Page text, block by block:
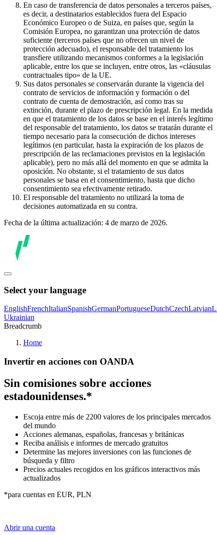
En caso de transferencia de datos personales a terceros países,
es decir, a destinatarios establecidos fuera del Espacio
Económico Europeo o de Suiza, en países que, según la
Comisión Europea, no garantizan una protección de datos
suficiente (terceros países que no ofrecen un nivel de
protección adecuado), el responsable del tratamiento los
transfiere utilizando mecanismos conformes a la legislación
aplicable, entre los que se incluyen, entre otros, las «cláusulas
contractuales tipo» de la UE.
Sus datos personales se conservarán durante la vigencia del
contrato de servicios de información y formación o del
contrato de cuenta de demostración, así como tras su
extinción, durante el plazo de prescripción legal. En la medida
en que el tratamiento de los datos se base en el interés legítimo
del responsable del tratamiento, los datos se tratarán durante el
tiempo necesario para la consecución de dichos intereses
legítimos (en particular, hasta la expiración de los plazos de
prescripción de las reclamaciones previstos en la legislación
aplicable), pero no más allá del momento en que se admita la
oposición. No obstante, si el tratamiento de sus datos
personales se basa en el consentimiento, hasta que dicho
consentimiento sea efectivamente retirado.
El responsable del tratamiento no utilizará la toma de
decisiones automatizada en su contra.
Fecha de la última actualización: 4 de marzo de 2026.
Select your language
EnglishFrenchItalianSpanishGermanPortugueseDutchCzechLatvian
Ukrainian
Breadcrumb
Home
Invertir en acciones con OANDA
Sin comisiones sobre acciones
estadounidenses.*
Escoja entre más de 2200 valores de los principales mercados
del mundo
Acciones alemanas, españolas, francesas y británicas
Reciba análisis e informes de mercado gratuitos
Determine las mejores inversiones con las funciones de
búsqueda y filtro
Precios actuales recogidos en los gráficos interactivos más
actualizados
*para cuentas en EUR, PLN
Abrir una cuenta